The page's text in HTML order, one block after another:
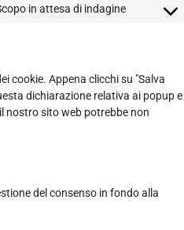
in attesa di indagine
cookie. Appena clicchi su "Salva
dichiarazione relativa ai popup e
nostro sito web potrebbe non
del consenso in fondo alla